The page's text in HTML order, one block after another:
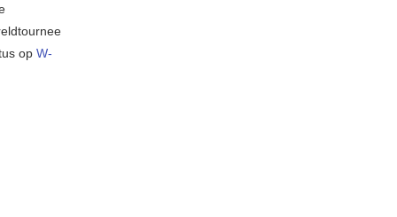
op W-